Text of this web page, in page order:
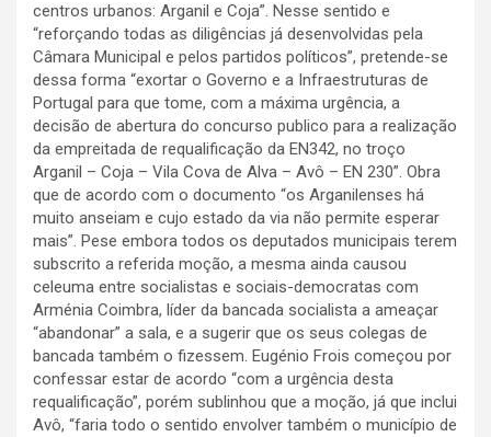
centros urbanos: Arganil e Coja”. Nesse sentido e
“reforçando todas as diligências já desenvolvidas pela
Câmara Municipal e pelos partidos políticos”, pretende-se
dessa forma “exortar o Governo e a Infraestruturas de
Portugal para que tome, com a máxima urgência, a
decisão de abertura do concurso publico para a realização
da empreitada de requalificação da EN342, no troço
Arganil – Coja – Vila Cova de Alva – Avô – EN 230”. Obra
que de acordo com o documento “os Arganilenses há
muito anseiam e cujo estado da via não permite esperar
mais”. Pese embora todos os deputados municipais terem
subscrito a referida moção, a mesma ainda causou
celeuma entre socialistas e sociais-democratas com
Arménia Coimbra, líder da bancada socialista a ameaçar
“abandonar” a sala, e a sugerir que os seus colegas de
bancada também o fizessem. Eugénio Frois começou por
confessar estar de acordo “com a urgência desta
requalificação”, porém sublinhou que a moção, já que inclui
Avô, “faria todo o sentido envolver também o município de